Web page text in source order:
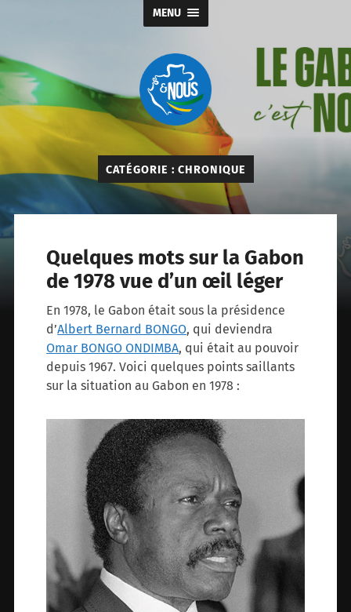
MENU
Gabon
&
nous
CATÉGORIE : CHRONIQUE
Quelques mots sur la Gabon
de 1978 vue d’un œil léger
En 1978, le Gabon était sous la présidence
d’Albert Bernard BONGO, qui deviendra
Omar BONGO ONDIMBA, qui était au pouvoir
depuis 1967. Voici quelques points saillants
sur la situation au Gabon en 1978 :